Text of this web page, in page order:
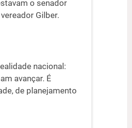
o senador
Gilber.
nacional:
avançar. É
de planejamento